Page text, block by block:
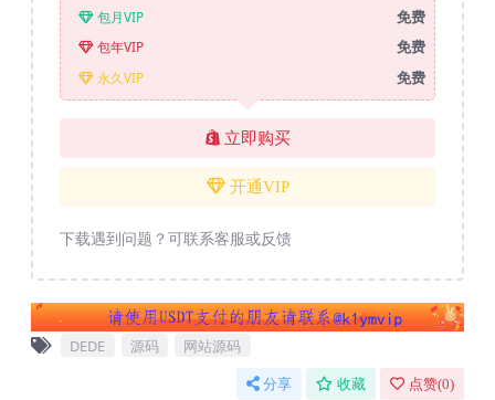
包月VIP 免费
包年VIP 免费
永久VIP 免费
立即购买
开通VIP
下载遇到问题？可联系客服或反馈
DEDE 源码 网站源码
分享 收藏 点赞(0)